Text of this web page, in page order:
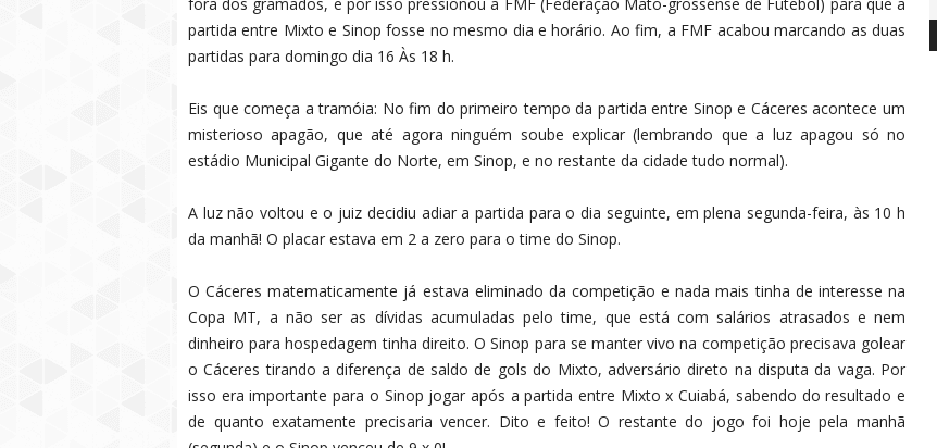
partida entre Mixto e Sinop fosse no mesmo dia e horário. Ao fim, a FMF acabou marcando as duas
partidas para domingo dia 16 Às 18 h.
Eis que começa a tramóia: No fim do primeiro tempo da partida entre Sinop e Cáceres acontece um
misterioso apagão, que até agora ninguém soube explicar (lembrando que a luz apagou só no
estádio Municipal Gigante do Norte, em Sinop, e no restante da cidade tudo normal).
A luz não voltou e o juiz decidiu adiar a partida para o dia seguinte, em plena segunda-feira, às 10 h
da manhã! O placar estava em 2 a zero para o time do Sinop.
O Cáceres matematicamente já estava eliminado da competição e nada mais tinha de interesse na
Copa MT, a não ser as dívidas acumuladas pelo time, que está com salários atrasados e nem
dinheiro para hospedagem tinha direito. O Sinop para se manter vivo na competição precisava golear
o Cáceres tirando a diferença de saldo de gols do Mixto, adversário direto na disputa da vaga. Por
isso era importante para o Sinop jogar após a partida entre Mixto x Cuiabá, sabendo do resultado e
de quanto exatamente precisaria vencer. Dito e feito! O restante do jogo foi hoje pela manhã